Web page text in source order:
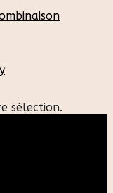
sélection.